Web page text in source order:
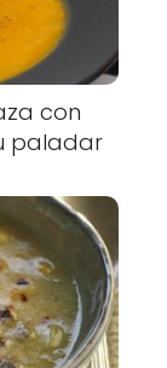
con
paladar